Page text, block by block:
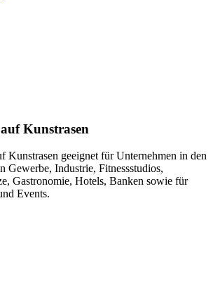
Kunstrasen
Kunstrasen geeignet für Unternehmen in den
Gewerbe, Industrie, Fitnessstudios,
Gastronomie, Hotels, Banken sowie für
Events.